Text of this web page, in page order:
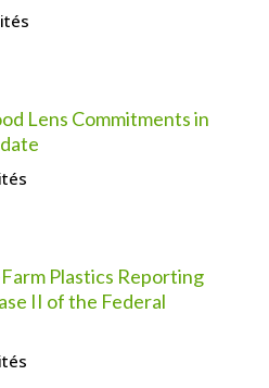
Lens Commitments in
Plastics Reporting
II of the Federal